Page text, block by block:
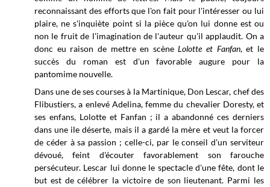
reconnaissant des efforts que l'on fait pour l'intéresser ou lui
plaire, ne s'inquiète point si la pièce qu'on lui donne est ou
non le fruit de l'imagination de l'auteur qu'il applaudit. On a
donc eu raison de mettre en scèneLolotte et Fanfan, et le
succès du roman est d'un favorable augure pour la
pantomime nouvelle.
Dans une de ses courses à la Martinique, Don Lescar, chef des
Flibustiers, a enlevé Adelina, femme du chevalier Doresty, et
ses enfans, Lolotte et Fanfan ; il a abandonné ces derniers
dans une ile déserte, mais il a gardé la mère et veut la forcer
de céder à sa passion ; celle-ci, par le conseil d'un serviteur
dévoué, feint d'écouter favorablement son farouche
persécuteur. Lescar lui donne le spectacle d'une fête, dont le
but est de célébrer la victoire de son lieutenant. Parmi les